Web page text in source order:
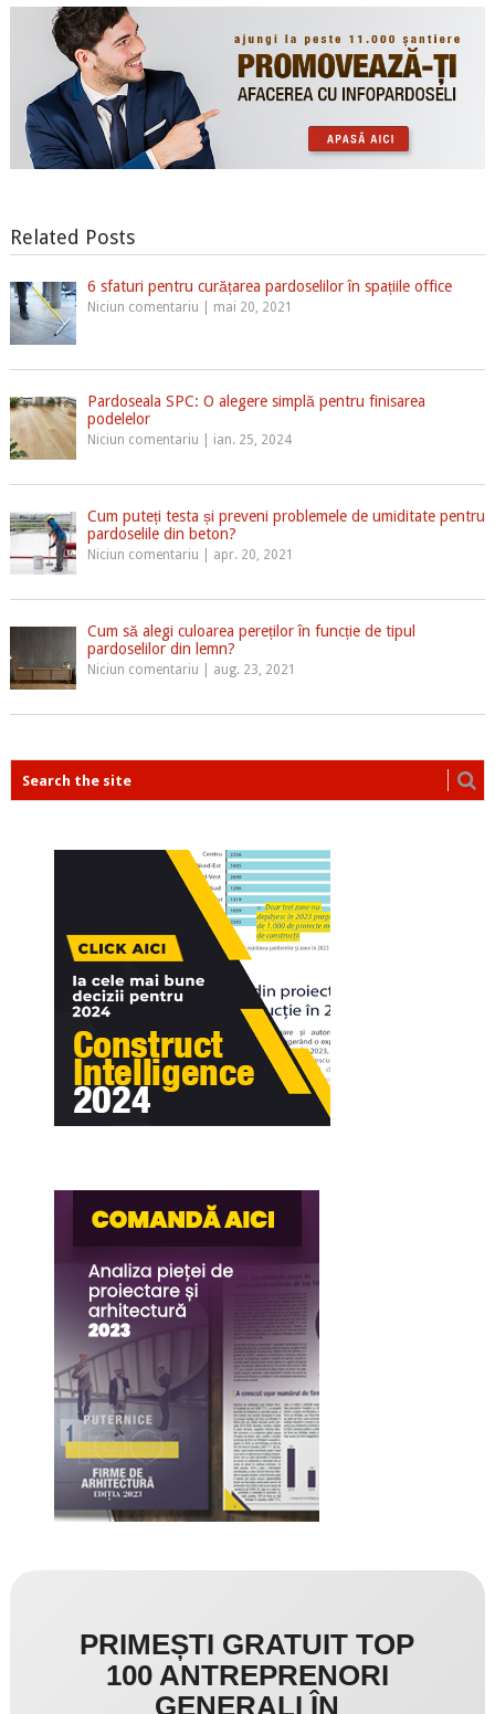
Related Posts
6 sfaturi pentru curățarea pardoselilor în spațiile office
Niciun comentariu mai 20, 2021
Pardoseala SPC: O alegere simplă pentru finisarea
podelelor
Niciun comentariu ian. 25, 2024
Cum puteți testa și preveni problemele de umiditate pentru
pardoselile din beton?
Niciun comentariu apr. 20, 2021
Cum să alegi culoarea pereților în funcție de tipul
pardoselilor din lemn?
Niciun comentariu aug. 23, 2021
PRIMEȘTI GRATUIT TOP
100 ANTREPRENORI
GENERALI ÎN